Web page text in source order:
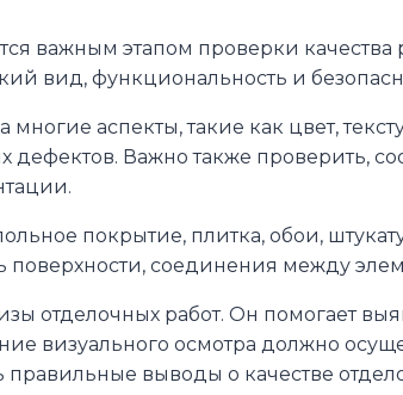
важным этапом проверки
вид, функциональность и
аспекты, такие как цвет,
Важно также проверить,
покрытие, плитка, обои,
соединения между
отделочных работ. Он помогает
визуального осмотра должно
правильные выводы о качестве